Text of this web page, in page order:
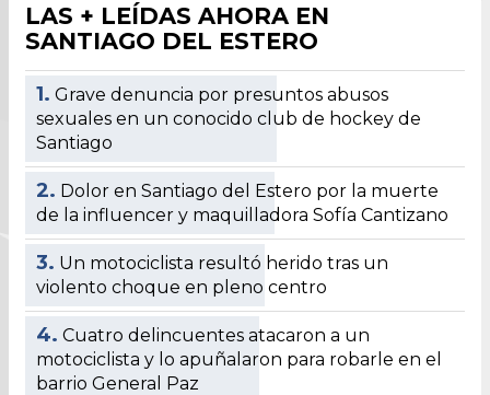
LAS + LEÍDAS AHORA EN
SANTIAGO DEL ESTERO
1. Grave denuncia por presuntos abusos
sexuales en un conocido club de hockey de
Santiago
2. Dolor en Santiago del Estero por la muerte
de la influencer y maquilladora Sofía Cantizano
3. Un motociclista resultó herido tras un
violento choque en pleno centro
4. Cuatro delincuentes atacaron a un
motociclista y lo apuñalaron para robarle en el
barrio General Paz